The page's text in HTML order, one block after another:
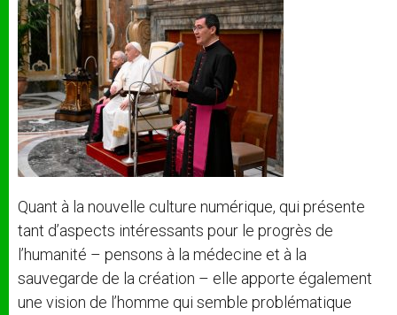
Quant à la nouvelle culture numérique, qui présente
tant d’aspects intéressants pour le progrès de
l’humanité – pensons à la médecine et à la
sauvegarde de la création – elle apporte également
une vision de l’homme qui semble problématique